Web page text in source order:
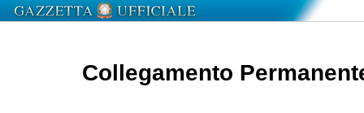
Collegamento